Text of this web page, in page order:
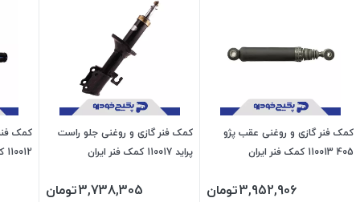
کمک فنر گازی و روغنی عقب پژو
405 110013 کمک فنر ایران
3,952,906تومان
کمک فنر گازی و روغنی جلو راست
پراید 110017 کمک فنر ایران
3,738,305تومان
110012 کمک فنر ایران